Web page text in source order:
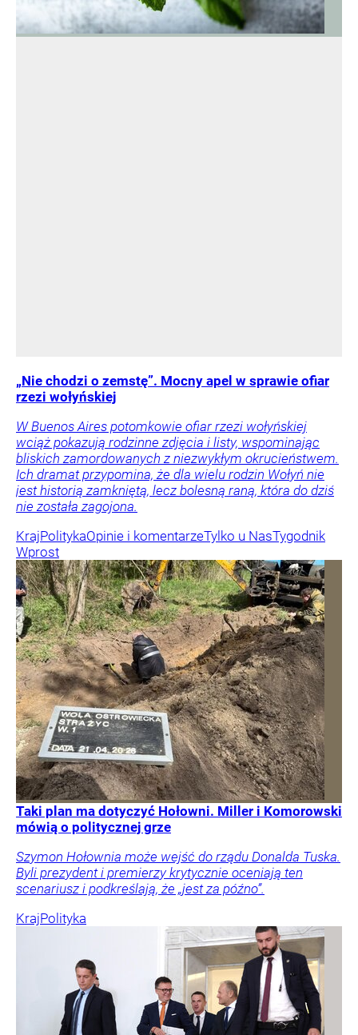
„Nie chodzi o zemstę”. Mocny apel w sprawie ofiar
rzezi wołyńskiej
W Buenos Aires potomkowie ofiar rzezi wołyńskiej
wciąż pokazują rodzinne zdjęcia i listy, wspominając
bliskich zamordowanych z niezwykłym okrucieństwem.
Ich dramat przypomina, że dla wielu rodzin Wołyń nie
jest historią zamkniętą, lecz bolesną raną, która do dziś
nie została zagojona.
KrajPolitykaOpinie i komentarzeTylko u NasTygodnik
Wprost
Taki plan ma dotyczyć Hołowni. Miller i Komorowski
mówią o politycznej grze
Szymon Hołownia może wejść do rządu Donalda Tuska.
Byli prezydent i premierzy krytycznie oceniają ten
scenariusz i podkreślają, że „jest za późno”.
KrajPolityka